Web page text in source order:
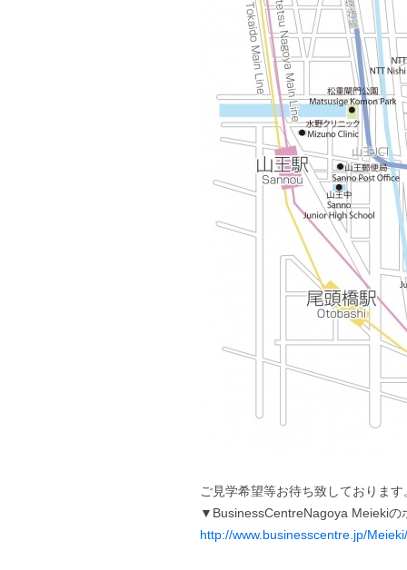
ご見学希望等お待ち致しております
▼BusinessCentreNagoya Meieki
http://www.businesscentre.jp/Meieki/